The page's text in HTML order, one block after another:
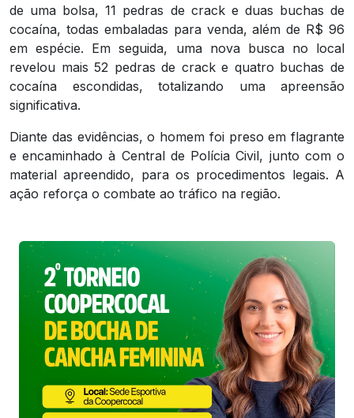
de uma bolsa, 11 pedras de crack e duas buchas de
cocaína, todas embaladas para venda, além de R$ 96
em espécie. Em seguida, uma nova busca no local
revelou mais 52 pedras de crack e quatro buchas de
cocaína escondidas, totalizando uma apreensão
significativa.
Diante das evidências, o homem foi preso em flagrante
e encaminhado à Central de Polícia Civil, junto com o
material apreendido, para os procedimentos legais. A
ação reforça o combate ao tráfico na região.